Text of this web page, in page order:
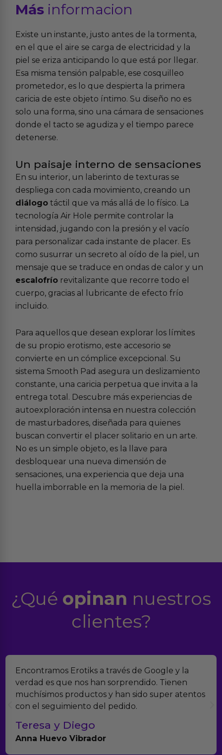
Más informacion
Existe un instante, justo antes de la tormenta,
en el que el aire se carga de electricidad y la
piel se eriza anticipando lo que está por llegar.
Esa misma tensión palpable, ese cosquilleo
prometedor, es lo que despierta la primera
caricia de este objeto íntimo. Su diseño no es
solo una forma, sino una cámara de sensaciones
donde el tacto se agudiza y el tiempo parece
detenerse.
Un paisaje interno de sensaciones
En su interior, un laberinto de texturas se
despliega con cada movimiento, creando un
diálogo táctil que va más allá de lo físico. La
tecnología Air Hole permite controlar la
intensidad, jugando con la presión y el vacío
para personalizar cada instante de placer. Es
como susurrar un secreto al oído de la piel, un
mensaje que se traduce en ondas de calor y un
escalofrío revitalizante que recorre todo el
cuerpo, gracias al lubricante de efecto frío
incluido.
Para aquellos que desean explorar los límites
de su propio erotismo, este accesorio se
convierte en un cómplice excepcional. Su
sistema Smooth Pad asegura un deslizamiento
constante, una caricia perpetua que invita a la
entrega total. Descubre más experiencias de
autoexploración intensa en nuestra colección
de masturbadores, diseñada para quienes
buscan convertir el placer solitario en un arte.
No es un simple objeto, es la llave para
desbloquear una nueva dimensión de
sensaciones, una experiencia que deja una
huella imborrable en la memoria de la piel.
¿Qué opinan nuestros
clientes?
y la
atentos
Suelo comprar en tiendas eróticas
Erotiks es una de las que más me
tenido nunca ningún problema con los
productos.
Paula A.
Brightpurple Vibrador y Rotador